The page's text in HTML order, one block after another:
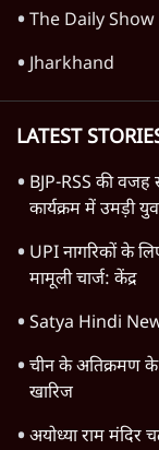
The Daily Show
Jharkhand
LATEST
BJP-RSS की
कार्यक्रम में उमड़ी
UPI नागरिकों के
मामूली चार्ज: केंद्र
Satya Hindi
चीन के अतिक्रमण
खारिज
अयोध्या राम मंदिर